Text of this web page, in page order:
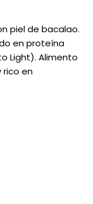
piel de bacalao.
en proteína
Light). Alimento
rico en